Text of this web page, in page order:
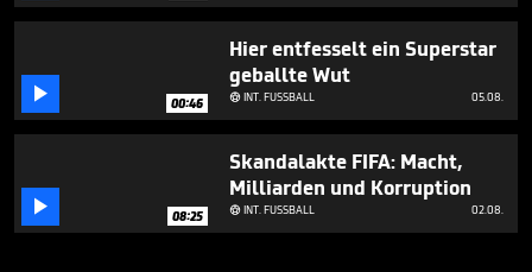
 00:46
Hier entfesselt ein Superstar
geballte Wut
INT. FUSSBALL 05.08.
 08:25
Skandalakte FIFA: Macht,
Milliarden und Korruption
INT. FUSSBALL 02.08.